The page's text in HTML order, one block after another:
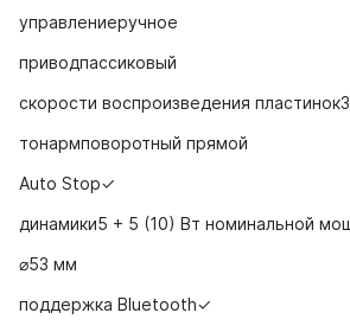
управлениеручное
приводпассиковый
скорости воспроизведения
тонармповоротный прямой
Auto Stop✓
динамики5 + 5 (10) Вт номинальной
⌀53 мм
поддержка Bluetooth✓